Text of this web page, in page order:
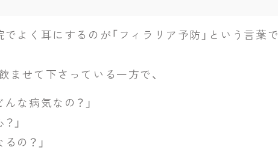
よく耳にするのが「フィラリア予防」という言葉で
せて下さっている一方で、
な病気なの？」
」
の？」